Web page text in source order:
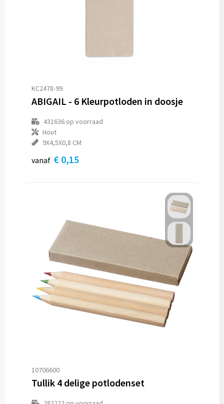
KC2478-99
ABIGAIL - 6 Kleurpotloden in doosje
431636op voorraad
Hout
9X4,5X0,8 CM
vanaf € 0,15
10706600
Tullik 4 delige potlodenset